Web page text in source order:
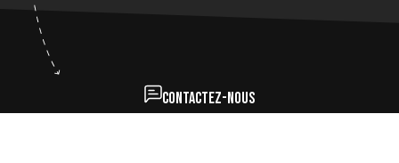
Contactez-nous